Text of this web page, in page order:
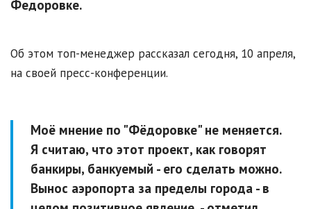
Федоровке.
Об этом топ-менеджер рассказал сегодня, 10 апреля,
на своей пресс-конференции.
Моё мнение по "Фёдоровке" не меняется.
Я считаю, что этот проект, как говорят
банкиры, банкуемый - его сделать можно.
Вынос аэропорта за пределы города - в